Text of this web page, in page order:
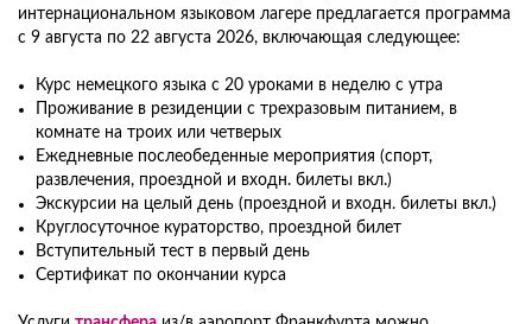
интернациональном языковом лагере предлагается программа
с 9 августа по 22 августа 2026, включающая следующее:
Курс немецкого языка с 20 уроками в неделю с утра
Проживание в резиденции с трехразовым питанием, в
комнате на троих или четверых
Ежедневные послеобеденные мероприятия (спорт,
развлечения, проездной и входн. билеты вкл.)
Экскурсии на целый день (проездной и входн. билеты вкл.)
Круглосуточное кураторство, проездной билет
Вступительный тест в первый день
Сертификат по окончании курса